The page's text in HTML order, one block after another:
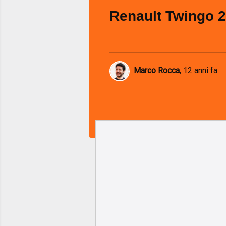
Renault Twingo
Marco Rocca, 12 anni fa